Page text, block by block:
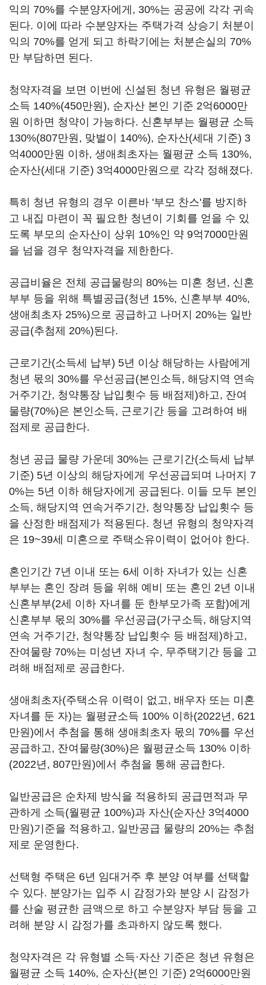
익의 70%를 수분양자에게, 30%는 공공에 각각 귀속
된다. 이에 따라 수분양자는 주택가격 상승기 처분이
익의 70%를 얻게 되고 하락기에는 처분손실의 70%
만 부담하면 된다.
청약자격을 보면 이번에 신설된 청년 유형은 월평균
소득 140%(450만원), 순자산 본인 기준 2억6000만
원 이하면 청약이 가능하다. 신혼부부는 월평균 소득
130%(807만원, 맞벌이 140%), 순자산(세대 기준) 3
억4000만원 이하, 생애최초자는 월평균 소득 130%,
순자산(세대 기준) 3억4000만원으로 각각 정해졌다.
특히 청년 유형의 경우 이른바 '부모 찬스'를 방지하
고 내집 마련이 꼭 필요한 청년이 기회를 얻을 수 있
도록 부모의 순자산이 상위 10%인 약 9억7000만원
을 넘을 경우 청약자격을 제한한다.
공급비율은 전체 공급물량의 80%는 미혼 청년, 신혼
부부 등을 위해 특별공급(청년 15%, 신혼부부 40%,
생애최초자 25%)으로 공급하고 나머지 20%는 일반
공급(추첨제 20%)된다.
근로기간(소득세 납부) 5년 이상 해당하는 사람에게
청년 몫의 30%를 우선공급(본인소득, 해당지역 연속
거주기간, 청약통장 납입횟수 등 배점제)하고, 잔여
물량(70%)은 본인소득, 근로기간 등을 고려하여 배
점제로 공급한다.
청년 공급 물량 가운데 30%는 근로기간(소득세 납부
기준) 5년 이상의 해당자에게 우선공급되며 나머지 7
0%는 5년 이하 해당자에게 공급된다. 이들 모두 본인
소득, 해당지역 연속거주기간, 청약통장 납입횟수 등
을 산정한 배점제가 적용된다. 청년 유형의 청약자격
은 19~39세 미혼으로 주택소유이력이 없어야 한다.
혼인기간 7년 이내 또는 6세 이하 자녀가 있는 신혼
부부는 혼인 장려 등을 위해 예비 또는 혼인 2년 이내
신혼부부(2세 이하 자녀를 둔 한부모가족 포함)에게
신혼부부 몫의 30%를 우선공급(가구소득, 해당지역
연속 거주기간, 청약통장 납입횟수 등 배점제)하고,
잔여물량 70%는 미성년 자녀 수, 무주택기간 등을 고
려해 배점제로 공급한다.
생애최초자(주택소유 이력이 없고, 배우자 또는 미혼
자녀를 둔 자)는 월평균소득 100% 이하(2022년, 621
만원)에서 추첨을 통해 생애최초자 몫의 70%를 우선
공급하고, 잔여물량(30%)은 월평균소득 130% 이하
(2022년, 807만원)에서 추첨을 통해 공급한다.
일반공급은 순차제 방식을 적용하되 공급면적과 무
관하게 소득(월평균 100%)과 자산(순자산 3억4000
만원)기준을 적용하고, 일반공급 물량의 20%는 추첨
제로 운영한다.
선택형 주택은 6년 임대거주 후 분양 여부를 선택할
수 있다. 분양가는 입주 시 감정가와 분양 시 감정가
를 산술 평균한 금액으로 하고 수분양자 부담 등을 고
려해 분양 시 감정가를 초과하지 않도록 했다.
청약자격은 각 유형별 소득·자산 기준은 청년 유형은
월평균 소득 140%, 순자산(본인 기준) 2억6000만원